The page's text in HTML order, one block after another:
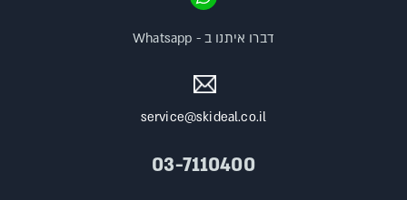
service@skideal.co.il
03-7110400
דברו איתנו ב - Whatsapp